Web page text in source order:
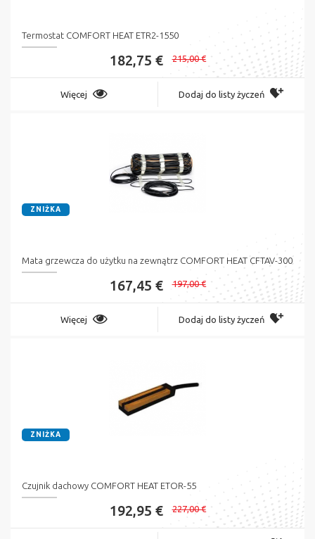
Termostat COMFORT HEAT ETR2-1550
182,75 € 215,00 €
Więcej Dodaj do listy życzeń
ZNIŻKA
Mata grzewcza do użytku na zewnątrz COMFORT HEAT CFTAV-300
167,45 € 197,00 €
Więcej Dodaj do listy życzeń
ZNIŻKA
Czujnik dachowy COMFORT HEAT ETOR-55
192,95 € 227,00 €